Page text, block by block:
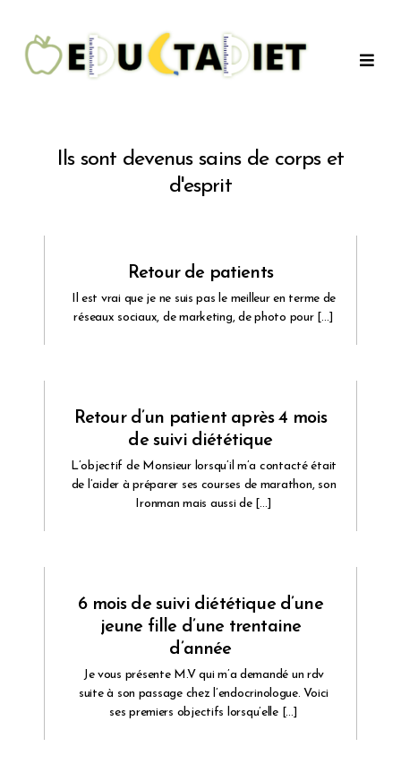
Ils sont devenus sains de corps et
d'esprit
Retour de patients
Il est vrai que je ne suis pas le meilleur en terme de
réseaux sociaux, de marketing, de photo pour […]
Retour d’un patient après 4 mois
de suivi diététique
L’objectif de Monsieur lorsqu’il m’a contacté était
de l’aider à préparer ses courses de marathon, son
Ironman mais aussi de […]
6 mois de suivi diététique d’une
jeune fille d’une trentaine
d’année
Je vous présente M.V qui m’a demandé un rdv
suite à son passage chez l’endocrinologue. Voici
ses premiers objectifs lorsqu’elle […]